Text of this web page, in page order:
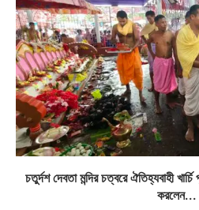
চতুর্দশ দেবতা মন্দির চত্বরে ঐতিহ্যবাহী
করলেন...